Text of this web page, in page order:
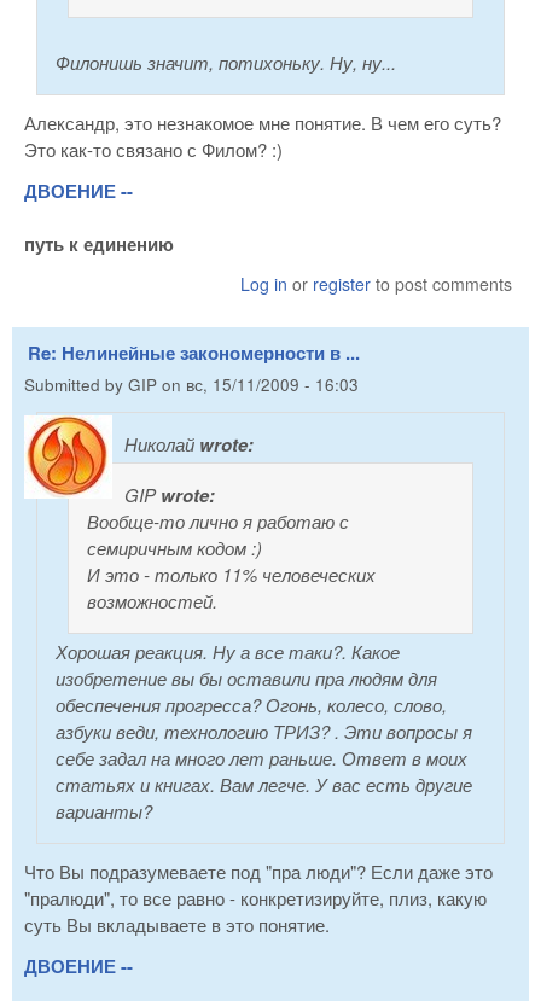
Филонишь значит, потихоньку. Ну, ну...
Александр, это незнакомое мне понятие. В чем его суть?
Это как-то связано с Филом? :)
ДВОЕНИЕ --
путь к единению
Log in or register to post comments
Re: Нелинейные закономерности в ...
Submitted by GIP on вс, 15/11/2009 - 16:03
Николай wrote:
GIPwrote:
Вообще-то лично я работаю с
семиричным кодом :)
И это - только 11% человеческих
возможностей.
Хорошая реакция. Ну а все таки?. Какое
изобретение вы бы оставили пра людям для
обеспечения прогресса? Огонь, колесо, слово,
азбуки веди, технологию ТРИЗ? . Эти вопросы я
себе задал на много лет раньше. Ответ в моих
статьях и книгах. Вам легче. У вас есть другие
варианты?
Что Вы подразумеваете под "пра люди"? Если даже это
"пралюди", то все равно - конкретизируйте, плиз, какую
суть Вы вкладываете в это понятие.
ДВОЕНИЕ --